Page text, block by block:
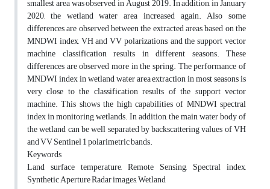
smallest area was observed in August 2019. In addition, in January
2020, the wetland water area increased again. Also some
differences are observed between the extracted areas based on the
MNDWI index, VH and VV polarizations, and the support vector
machine classification results in different seasons. These
differences are observed more in the spring. The performance of
MNDWI index in wetland water area extraction in most seasons is
very close to the classification results of the support vector
machine. This shows the high capabilities of MNDWI spectral
index in monitoring wetlands. In addition, the main water body of
the wetland can be well separated by backscattering values of VH
and VV Sentinel 1 polarimetric bands.
Keywords
Land surface temperature, Remote Sensing, Spectral index,
Synthetic Aperture Radar images, Wetland